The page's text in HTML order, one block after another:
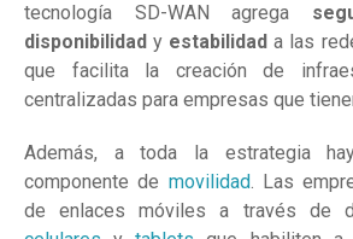
tecnología SD-WAN agrega
disponibilidad y estabilidad a las
que facilita la creación de
centralizadas para empresas que
Además, a toda la estrategia
componente de movilidad. Las
de enlaces móviles a través de